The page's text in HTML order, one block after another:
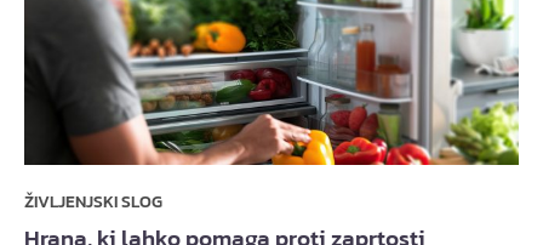
ŽIVLJENJSKI SLOG
Hrana, ki lahko pomaga proti zaprtosti